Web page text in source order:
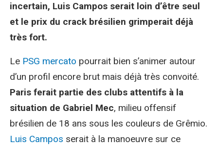
incertain, Luis Campos serait loin d’être seul
et le prix du crack brésilien grimperait déjà
très fort.
Le PSG mercato pourrait bien s’animer autour
d’un profil encore brut mais déjà très convoité.
Paris ferait partie des clubs attentifs à la
situation de Gabriel Mec, milieu offensif
brésilien de 18 ans sous les couleurs de Grêmio.
Luis Campos serait à la manoeuvre sur ce